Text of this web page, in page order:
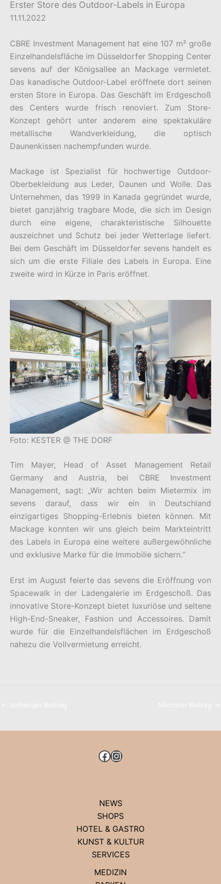
Erster Store des Outdoor-Labels in Europa
11.11.2022
CBRE Investment Management hat eine 107 m² große
Einzelhandelsfläche im Düsseldorfer Shopping Center
sevens auf der Königsallee an Mackage vermietet.
Das kanadische Outdoor-Label eröffnete dort seinen
ersten Store in Europa. Das Geschäft im Erdgeschoß
des Centers wurde frisch renoviert. Zum Store-
Konzept gehört unter anderem eine spektakuläre
metallische Wandverkleidung, die optisch
Daunenkissen nachempfunden wurde.
Mackage ist Spezialist für hochwertige Outdoor-
Oberbekleidung aus Leder, Daunen und Wolle. Das
Unternehmen, das 1999 in Kanada gegründet wurde,
bietet ganzjährig tragbare Mode, die sich im Design
durch eine eigene, charakteristische Silhouette
auszeichnet und Schutz bei jeder Wetterlage liefert.
Bei dem Geschäft im Düsseldorfer sevens handelt es
sich um die erste Filiale des Labels in Europa. Eine
zweite wird in Kürze in Paris eröffnet.
Foto: KESTER @ THE DORF
Tim Mayer, Head of Asset Management Retail
Germany and Austria, bei CBRE Investment
Management, sagt: „Wir achten beim Mietermix im
sevens darauf, dass wir ein in Deutschland
einzigartiges Shopping-Erlebnis bieten können. Mit
Mackage konnten wir uns gleich beim Markteintritt
des Labels in Europa eine weitere außergewöhnliche
und exklusive Marke für die Immobilie sichern.“
Erst im August feierte das sevens die Eröffnung von
Spacewalk in der Ladengalerie im Erdgeschoß. Das
innovative Store-Konzept bietet luxuriöse und seltene
High-End-Sneaker, Fashion und Accessoires. Damit
wurde für die Einzelhandelsflächen im Erdgeschoß
nahezu die Vollvermietung erreicht.
FACEBOOK
INSTAGRAM
NEWS
SHOPS
HOTEL & GASTRO
KUNST & KULTUR
SERVICES
MEDIZIN